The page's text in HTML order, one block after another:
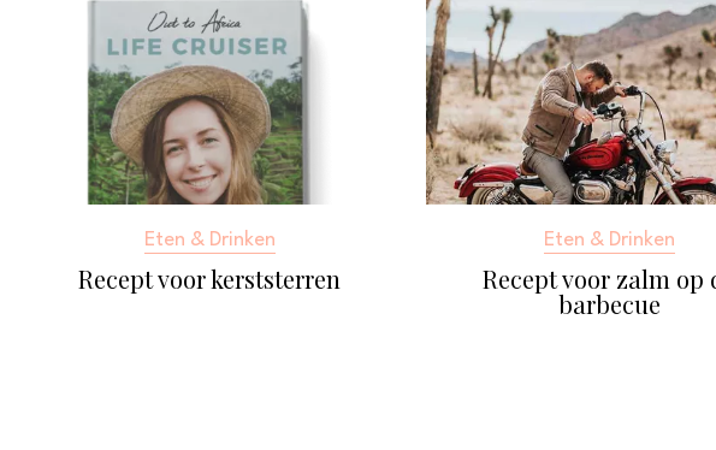
Eten & Drinken
Recept voor kerststerren
Eten & Drinken
Recept voor zalm op
barbecue